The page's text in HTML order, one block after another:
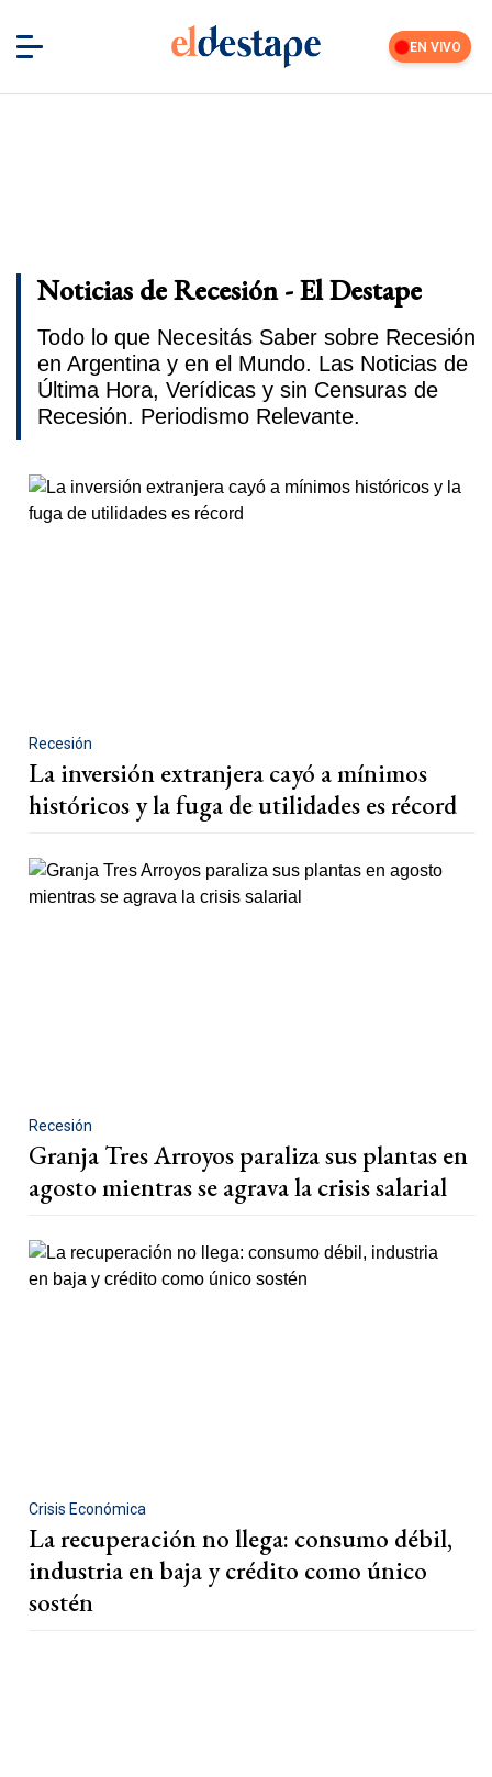
EN VIVO
Noticias de Recesión - El Destape
Todo lo que Necesitás Saber sobre Recesión
en Argentina y en el Mundo. Las Noticias de
Última Hora, Verídicas y sin Censuras de
Recesión. Periodismo Relevante.
Recesión
La inversión extranjera cayó a mínimos
históricos y la fuga de utilidades es récord
Recesión
Granja Tres Arroyos paraliza sus plantas en
agosto mientras se agrava la crisis salarial
Crisis Económica
La recuperación no llega: consumo débil,
industria en baja y crédito como único
sostén